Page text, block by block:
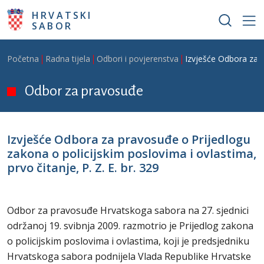
Skoči na glavni sadržaj
HRVATSKI
SABOR
Breadcrumb
Početna Radna tijela Odbori i povjerenstva Izvješće Odbora za
Odbor za pravosuđe
Izvješće Odbora za pravosuđe o Prijedlogu
zakona o policijskim poslovima i ovlastima,
prvo čitanje, P. Z. E. br. 329
Odbor za pravosuđe Hrvatskoga sabora na 27. sjednici
održanoj 19. svibnja 2009. razmotrio je Prijedlog zakona
o policijskim poslovima i ovlastima, koji je predsjedniku
Hrvatskoga sabora podnijela Vlada Republike Hrvatske